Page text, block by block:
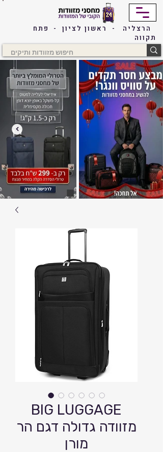
הרצליה - ראשון לציון - פתח
תקווה
BIG LUGGAGE
מזוודה גדולה דגם הר
מורן